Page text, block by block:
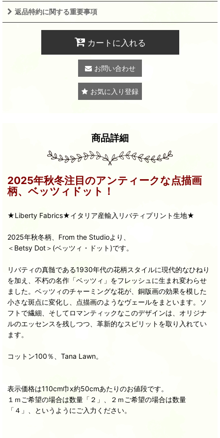
返品特約に関する重要事項
カートに入れる
お問い合わせ
お気に入り登録
商品詳細
2025年秋冬注目のアンティークな点描画
柄、ベッツィドット！
★Liberty Fabrics★イタリア産輸入リバティプリント生地★
2025年秋冬柄、From the Studioより、
＜Betsy Dot＞(ベッツィ・ドット)です。
リバティの真髄である1930年代の花柄スタイルに現代的なひねり
を加え、不朽の名作「ベッツィ」をフレッシュに生まれ変わらせ
ました。ベッツィのチャーミングな花が、銅版画の効果を模した
小さな斑点に変化し、点描画のようなヴェールをまといます。ソ
フトで繊細、そしてロマンティックなこのデザインは、オリジナ
ルのエッセンスを残しつつ、革新的なスピリットを取り入れてい
ます。
コットン100％、Tana Lawn。
表示価格は110cm巾x約50cmあたりのお値段です。
１ｍご希望の場合は数量「２」、２ｍご希望の場合は数量
「４」、というようにご入力ください。